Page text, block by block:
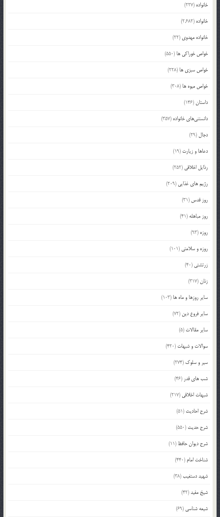
خانواده (227)
خانواده (2,682)
خانواده مهدوی (22)
خواص خوراکی ها (550)
خواص سبزی ها (228)
خواص میوه ها (308)
داستان(146)
دانستنی‌های خانواده (357)
دجال (29)
دعاها و زیارت (19)
رذایل اخلاقی (252)
رژیم های غذایی (209)
روز قدس (31)
روز مباهله (41)
روزه (93)
روزه و سلامتی (101)
زرتشتی (40)
زنان(317)
سایر روزها و ماه ها (103)
سایر فروع دین (72)
سایر مقالات (5)
سوالات و شبهات (420)
سیر و سلوک (274)
شب های قدر (46)
شبهات اخلاقی (217)
شرح احادیث (51)
شرح حدیث (550)
شرح دیوان حافظ (11)
شناخت امام (440)
شهید دستغیب(38)
شیخ مفید(42)
شیعه شناسی (69)